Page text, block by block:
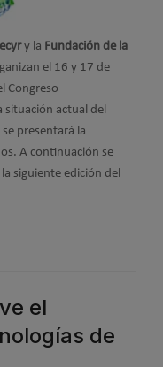
y la Fundación de la
el 16 y 17 de
Congreso
situación actual del
presentará la
A continuación se
siguiente edición del
el
de